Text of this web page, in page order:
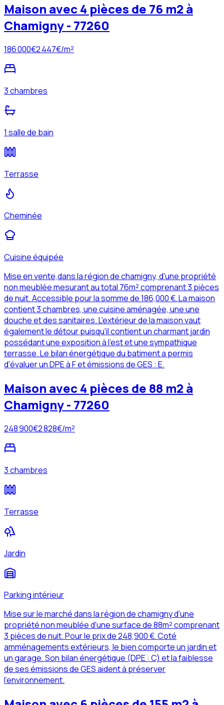
Maison avec 4 pièces de 76 m2 à
Chamigny - 77260
186 000€2 447€/m²
3 chambres
1 salle de bain
Terrasse
Cheminée
Cuisine équipée
Mise en vente,dans la région de chamigny, d'une propriété
non meublée mesurant au total 76m² comprenant 3 pièces
de nuit. Accessible pour la somme de 186,000 €. La maison
contient 3 chambres, une cuisine aménagée, une une
douche et des sanitaires. L'extérieur de la maison vaut
également le détour puisqu'il contient un charmant jardin
possédant une exposition à l'est et une sympathique
terrasse. Le bilan énergétique du batiment a permis
d'évaluer un DPE à F et émissions de GES : E.
Maison avec 4 pièces de 88 m2 à
Chamigny - 77260
248 900€2 828€/m²
3 chambres
Terrasse
Jardin
Parking intérieur
Mise sur le marché dans la région de chamigny d'une
propriété non meublée d'une surface de 88m² comprenant
3 pièces de nuit. Pour le prix de 248,900 €. Coté
amménagements extérieurs, le bien comporte un jardin et
un garage. Son bilan énergétique (DPE : C) et la faiblesse
de ses émissions de GES aident à préserver
l'environnement.